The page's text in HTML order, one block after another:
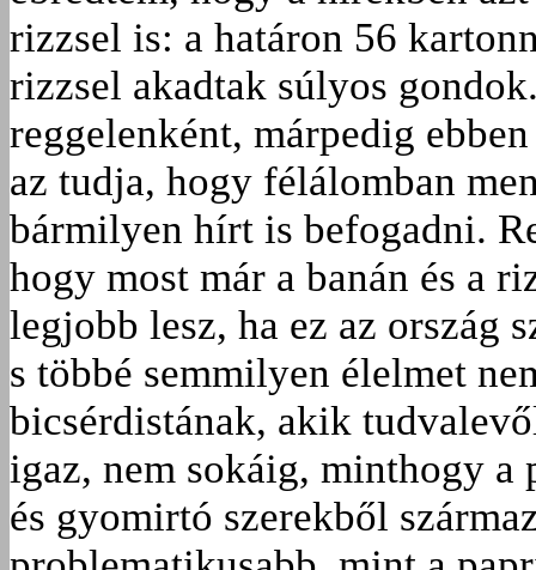
rizzsel is: a határon 56
rizzsel akadtak súlyos
reggelenként, márpedig
az tudja, hogy félálomban
bármilyen hírt is befogadni.
hogy most már a banán és a
legjobb lesz, ha ez az ország
s többé semmilyen élelmet
bicsérdistának, akik
igaz, nem sokáig, minthogy
és gyomirtó szerekből